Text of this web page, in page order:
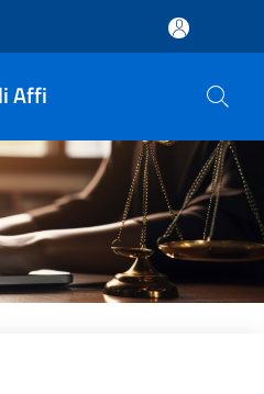
Affi